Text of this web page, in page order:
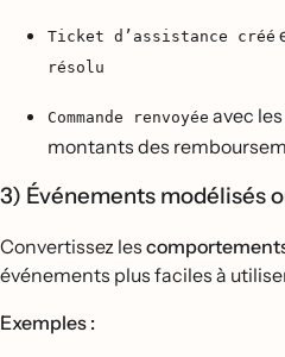
Ticket d’assistance créé
résolu
Commande renvoyée avec
montants des
3) Événements modélisés
Convertissez les
événements plus faciles à
Exemples :